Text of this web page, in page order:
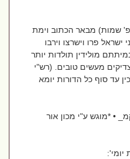
שמות) מבאר הכתוב וימת
פרו וישרצו וירבו
מולידין תולדות יותר
מעשים טובים. (רש"י
עד סוף כל הדורות יומא
*מוגש ע"י מכון אור